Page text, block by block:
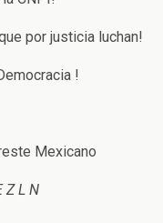
por justicia luchan!
!
Mexicano
Z L N